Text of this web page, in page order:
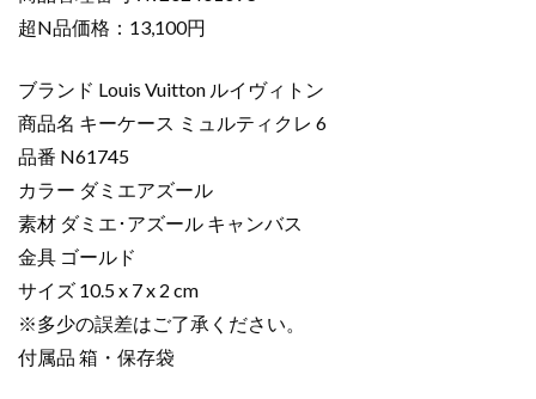
ー
ー
ス
コ
ピ
ー
キ
ー
ケ
ー
ス
ミ
超N品価格：13,100円
ブランド Louis Vuitton ルイヴィトン
商品名 キーケース ミュルティクレ 6
品番 N61745
カラー ダミエアズール
素材 ダミエ･アズール キャンバス
金具 ゴールド
サイズ 10.5 x 7 x 2 cm
※多少の誤差はご了承ください。
付属品 箱・保存袋